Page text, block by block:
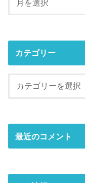
カテゴリー
最近のコメント